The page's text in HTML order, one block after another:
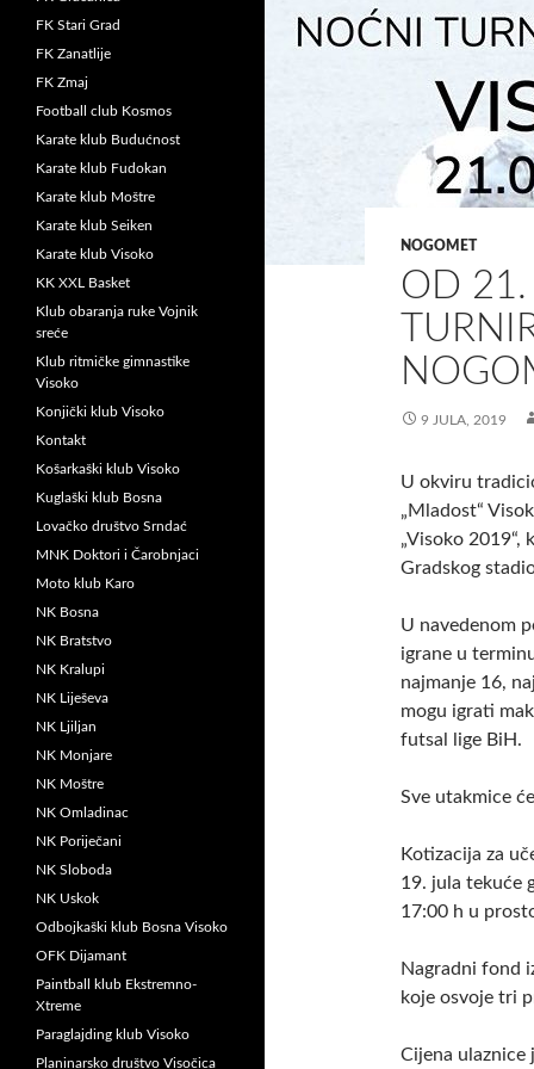
NOGOMET
OD 21.
9 JULA, 2019
U okviru
„Mladost“
„Visoko
Gradskog
U navedenom
igrane u
najmanje 16,
mogu igrati
futsal lige BiH.
Sve utakmice
Kotizacija za
19. jula tekuće
17:00 h u
Nagradni fond
koje osvoje tri
Cijena ulaznice
FK Stari Grad
FK Zanatlije
FK Zmaj
Football club Kosmos
Karate klub Budućnost
Karate klub Fudokan
Karate klub Moštre
Karate klub Seiken
Karate klub Visoko
KK XXL Basket
Klub obaranja ruke Vojnik
sreće
Klub ritmičke gimnastike
Visoko
Konjički klub Visoko
Kontakt
Košarkaški klub Visoko
Kuglaški klub Bosna
Lovačko društvo Srndać
MNK Doktori i Čarobnjaci
Moto klub Karo
NK Bosna
NK Bratstvo
NK Kralupi
NK Liješeva
NK Ljiljan
NK Monjare
NK Moštre
NK Omladinac
NK Poriječani
NK Sloboda
NK Uskok
Odbojkaški klub Bosna Visoko
OFK Dijamant
Paintball klub Ekstremno-
Xtreme
Paraglajding klub Visoko
Planinarsko društvo Visočica